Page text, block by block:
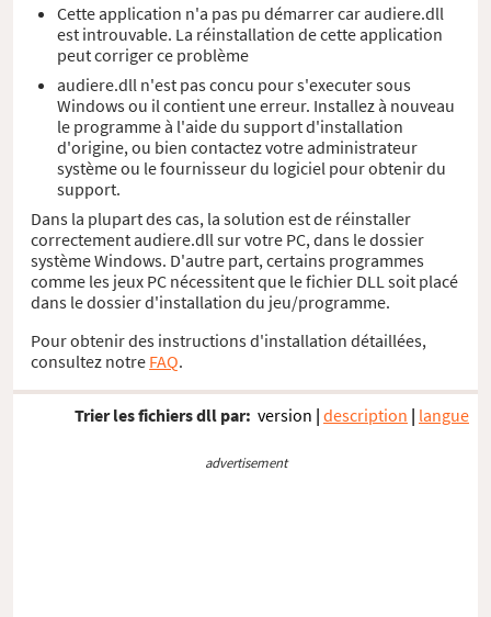
Cette application n'a pas pu démarrer car audiere.dll
est introuvable. La réinstallation de cette application
peut corriger ce problème
audiere.dll n'est pas concu pour s'executer sous
Windows ou il contient une erreur. Installez à nouveau
le programme à l'aide du support d'installation
d'origine, ou bien contactez votre administrateur
système ou le fournisseur du logiciel pour obtenir du
support.
Dans la plupart des cas, la solution est de réinstaller
correctement audiere.dll sur votre PC, dans le dossier
système Windows. D'autre part, certains programmes
comme les jeux PC nécessitent que le fichier DLL soit placé
dans le dossier d'installation du jeu/programme.
Pour obtenir des instructions d'installation détaillées,
consultez notre FAQ.
Trier les fichiers dll par: version | description | langue
advertisement